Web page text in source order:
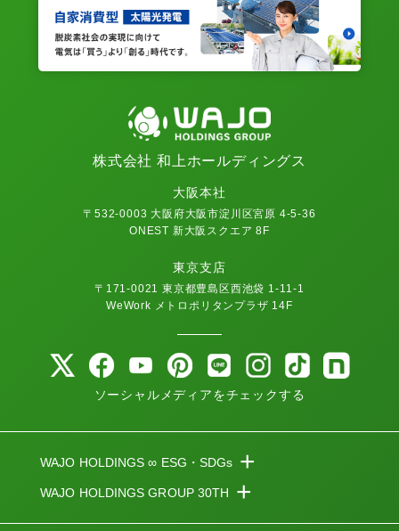
株式会社 和上ホールディングス
大阪本社
〒532-0003 大阪府大阪市淀川区宮原 4-5-36
ONEST 新大阪スクエア 8F
東京支店
〒171-0021 東京都豊島区西池袋 1-11-1
WeWork メトロポリタンプラザ 14F
ソーシャルメディアをチェックする
WAJO HOLDINGS ∞ ESG・SDGs +
WAJO HOLDINGS GROUP 30TH +